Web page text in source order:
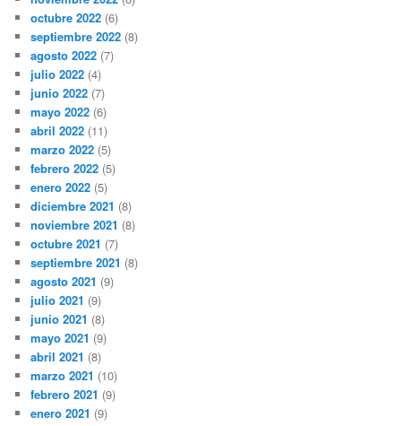
octubre 2022 (6)
septiembre 2022 (8)
agosto 2022 (7)
julio 2022 (4)
junio 2022 (7)
mayo 2022 (6)
abril 2022 (11)
marzo 2022 (5)
febrero 2022 (5)
enero 2022 (5)
diciembre 2021 (8)
noviembre 2021 (8)
octubre 2021 (7)
septiembre 2021 (8)
agosto 2021 (9)
julio 2021 (9)
junio 2021 (8)
mayo 2021 (9)
abril 2021 (8)
marzo 2021 (10)
febrero 2021 (9)
enero 2021 (9)